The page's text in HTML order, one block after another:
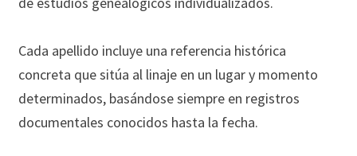
Cada apellido incluye una referencia histórica
concreta que sitúa al linaje en un lugar y momento
determinados, basándose siempre en registros
documentales conocidos hasta la fecha.